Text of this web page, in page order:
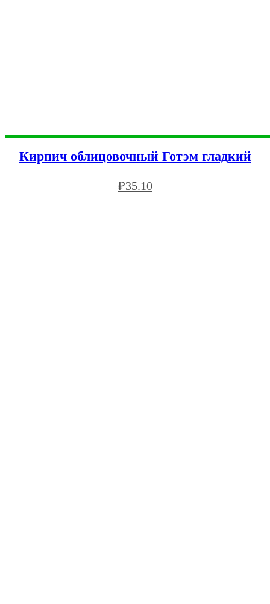
Кирпич облицовочный Готэм гладкий
₽35.10